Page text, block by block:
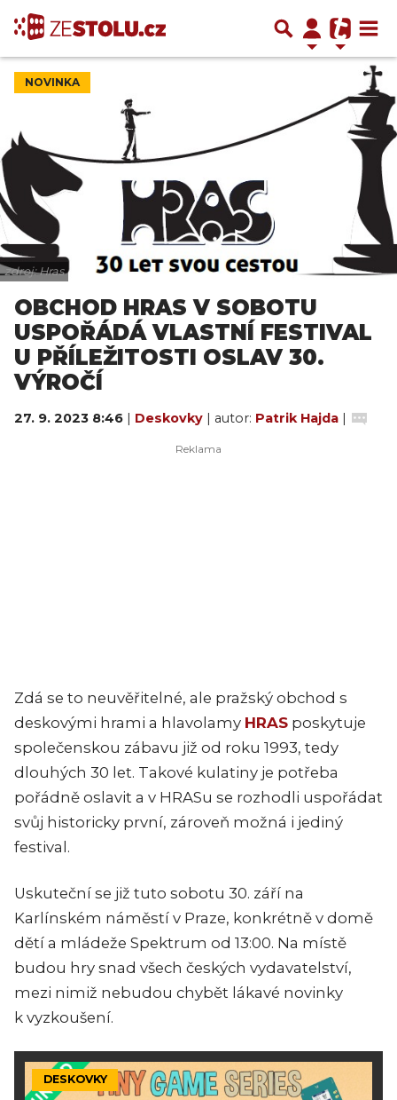
NOVINKA
zdroj: Hras
OBCHOD HRAS V SOBOTU
USPOŘÁDÁ VLASTNÍ FESTIVAL
U PŘÍLEŽITOSTI OSLAV 30.
VÝROČÍ
27. 9. 2023 8:46 | Deskovky | autor: Patrik Hajda |
Zdá se to neuvěřitelné, ale pražský obchod s
deskovými hrami a hlavolamy HRAS poskytuje
společenskou zábavu již od roku 1993, tedy
dlouhých 30 let. Takové kulatiny je potřeba
pořádně oslavit a v HRASu se rozhodli uspořádat
svůj historicky první, zároveň možná i jediný
festival.
Uskuteční se již tuto sobotu 30. září na
Karlínském náměstí v Praze, konkrétně v domě
dětí a mládeže Spektrum od 13:00. Na místě
budou hry snad všech českých vydavatelství,
mezi nimiž nebudou chybět lákavé novinky
k vyzkoušení.
DESKOVKY